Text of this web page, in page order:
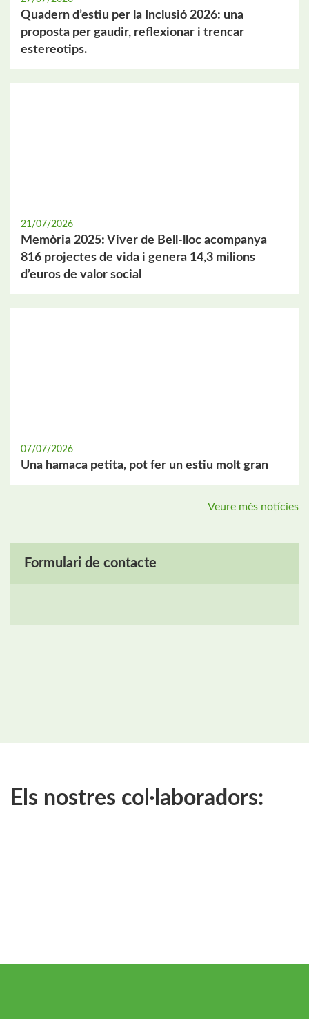
Quadern d’estiu per la Inclusió 2026: una
proposta per gaudir, reflexionar i trencar
estereotips.
21/07/2026
Memòria 2025: Viver de Bell-lloc acompanya
816 projectes de vida i genera 14,3 milions
d’euros de valor social
07/07/2026
Una hamaca petita, pot fer un estiu molt gran
Veure més notícies
Formulari de contacte
Els nostres col·laboradors: